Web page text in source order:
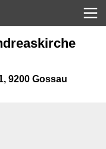
9200 Gossau